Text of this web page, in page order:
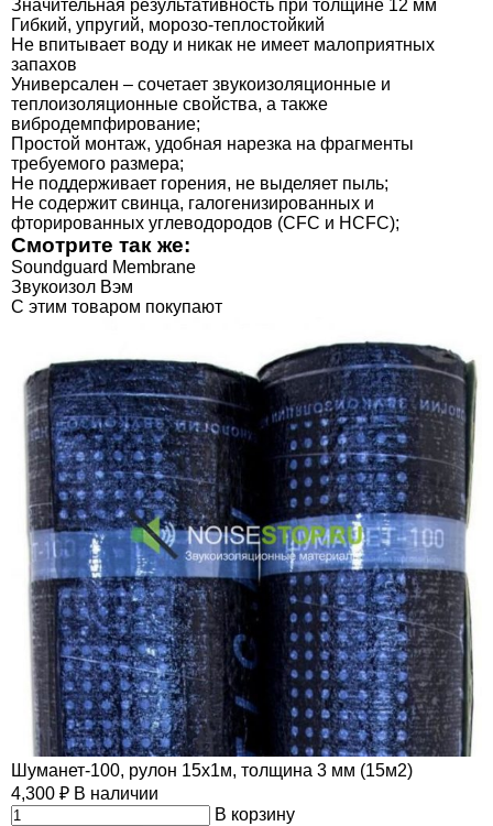
Значительная результативность при толщине 12 мм
Гибкий, упругий, морозо-теплостойкий
Не впитывает воду и никак не имеет малоприятных
запахов
Универсален – сочетает звукоизоляционные и
теплоизоляционные свойства, а также
вибродемпфирование;
Простой монтаж, удобная нарезка на фрагменты
требуемого размера;
Не поддерживает горения, не выделяет пыль;
Не содержит свинца, галогенизированных и
фторированных углеводородов (CFC и HCFC);
Смотрите так же:
Soundguard Membrane
Звукоизол Вэм
C этим товаром покупают
Шуманет-100, рулон 15х1м, толщина 3 мм (15м2)
4,300 ₽ В наличии
В корзину